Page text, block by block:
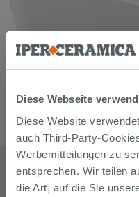
Diese Webseite
Diese Website
auch Third-Party-
Werbemitteilungen zu
entsprechen. Wir teilen
die Art, auf die Sie
Wandbündige/freistehende
150x75x58 Weiß glänzend
1.084,93€ / STK